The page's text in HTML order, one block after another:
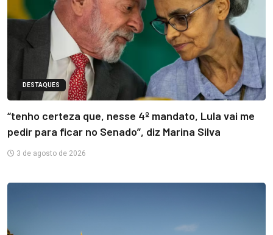
DESTAQUES
“tenho certeza que, nesse 4º mandato, Lula vai me
pedir para ficar no Senado”, diz Marina Silva
3 de agosto de 2026